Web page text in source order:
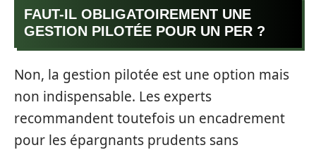
FAUT-IL OBLIGATOIREMENT UNE
GESTION PILOTÉE POUR UN PER ?
Non, la gestion pilotée est une option mais
non indispensable. Les experts
recommandent toutefois un encadrement
pour les épargnants prudents sans